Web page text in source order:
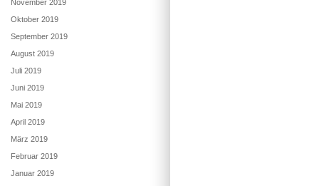
November 2019
Oktober 2019
September 2019
August 2019
Juli 2019
Juni 2019
Mai 2019
April 2019
März 2019
Februar 2019
Januar 2019